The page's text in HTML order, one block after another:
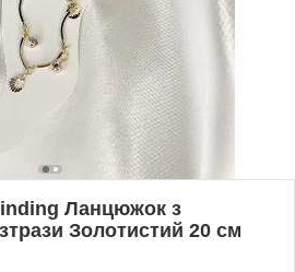
Ланцюжок з
Золотистий 20 см